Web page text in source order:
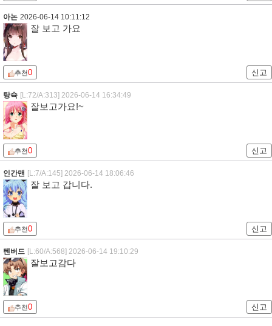
아논 2026-06-14 10:11:12
잘 보고 가요
추천0 신고
탕슉 [L:72/A:313] 2026-06-14 16:34:49
잘보고가요!~
추천0 신고
인간맨 [L:7/A:145] 2026-06-14 18:06:46
잘 보고 갑니다.
추천0 신고
텐버드 [L:60/A:568] 2026-06-14 19:10:29
잘보고감다
추천0 신고